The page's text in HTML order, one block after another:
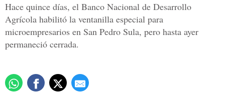
Hace quince días, el Banco Nacional de Desarrollo
Agrícola habilitó la ventanilla especial para
microempresarios en San Pedro Sula, pero hasta ayer
permaneció cerrada.